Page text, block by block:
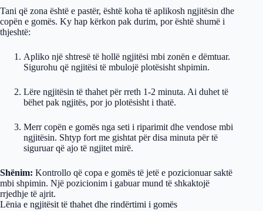
Tani që zona është e pastër, është koha të aplikosh ngjitësin dhe
copën e gomës. Ky hap kërkon pak durim, por është shumë i
thjeshtë:
Apliko një shtresë të hollë ngjitësi mbi zonën e dëmtuar.
Sigurohu që ngjitësi të mbulojë plotësisht shpimin.
Lëre ngjitësin të thahet për rreth 1-2 minuta. Ai duhet të
bëhet pak ngjitës, por jo plotësisht i thatë.
Merr copën e gomës nga seti i riparimit dhe vendose mbi
ngjitësin. Shtyp fort me gishtat për disa minuta për të
siguruar që ajo të ngjitet mirë.
Shënim: Kontrollo që copa e gomës të jetë e pozicionuar saktë
mbi shpimin. Një pozicionim i gabuar mund të shkaktojë
rrjedhje të ajrit.
Lënia e ngjitësit të thahet dhe rindërtimi i gomës